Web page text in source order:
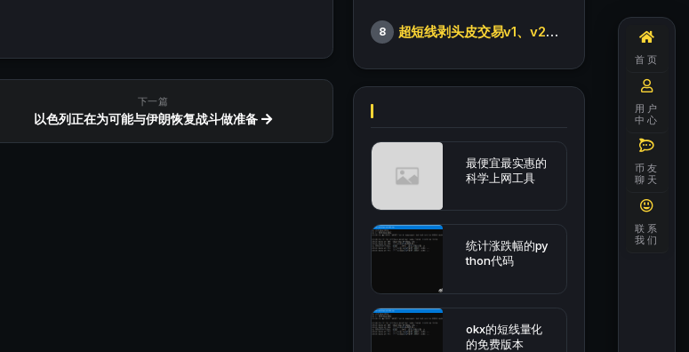
下一篇
以色列正在为可能与伊朗恢复战斗做准备
8 超短线剥头皮交易v1、v2版本
最便宜最实惠的
科学上网工具
统计涨跌幅的py
thon代码
okx的短线量化
的免费版本
首页
用户
中心
币友
聊天
联系
我们